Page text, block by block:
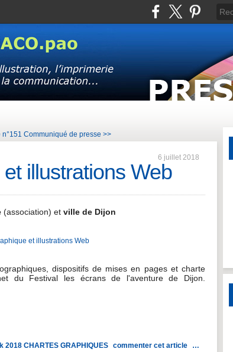
n°151 Communiqué de presse >>
6 juillet 2018
illustrations Web
(association) et ville de Dijon
dispositifs de mises en pages et charte
du Festival les écrans de l'aventure de Dijon.
2018 CHARTES GRAPHIQUES commenter cet article …